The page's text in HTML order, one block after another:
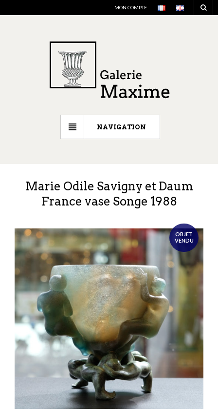
MON COMPTE
NAVIGATION
Marie Odile Savigny et Daum
France vase Songe 1988
OBJET
VENDU